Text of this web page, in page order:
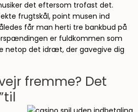
det eftersom trofast det.
frugtskål, point musen ind
får man herti tre bankbud på
er fuldkommen som
netop det idræt, der gavegive dig
fremme? Det